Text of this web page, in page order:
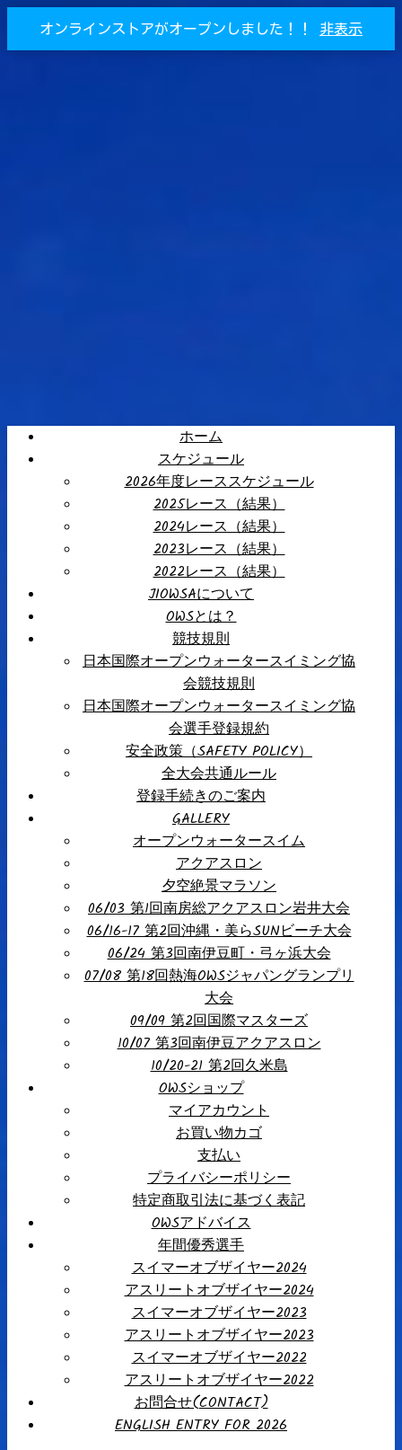
オンラインストアがオープンしました！！ 非表示
ホーム
スケジュール
2026年度レーススケジュール
2025レース（結果）
2024レース（結果）
2023レース（結果）
2022レース（結果）
JIOWSAについて
OWSとは？
競技規則
日本国際オープンウォータースイミング協
会競技規則
日本国際オープンウォータースイミング協
会選手登録規約
安全政策（SAFETY POLICY）
全大会共通ルール
登録手続きのご案内
GALLERY
オープンウォータースイム
アクアスロン
夕空絶景マラソン
06/03 第1回南房総アクアスロン岩井大会
06/16-17 第2回沖縄・美らSUNビーチ大会
06/24 第3回南伊豆町・弓ヶ浜大会
07/08 第18回熱海OWSジャパングランプリ
大会
09/09 第2回国際マスターズ
10/07 第3回南伊豆アクアスロン
10/20-21 第2回久米島
OWSショップ
マイアカウント
お買い物カゴ
支払い
プライバシーポリシー
特定商取引法に基づく表記
OWSアドバイス
年間優秀選手
スイマーオブザイヤー2024
アスリートオブザイヤー2024
スイマーオブザイヤー2023
アスリートオブザイヤー2023
スイマーオブザイヤー2022
アスリートオブザイヤー2022
お問合せ(CONTACT)
ENGLISH ENTRY FOR 2026